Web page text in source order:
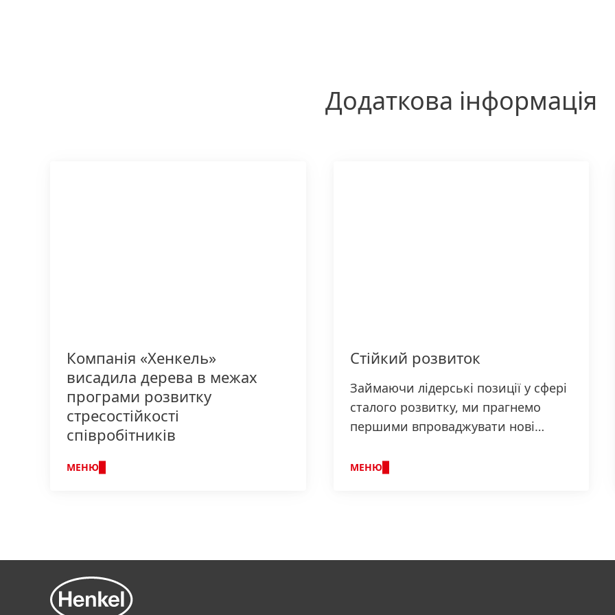
Додаткова інформація
Компанія «Хенкель»
висадила дерева в межах
програми розвитку
стресостійкості
співробітників
МЕНЮ
Стійкий розвиток
Займаючи лідерські позиції у сфері
сталого розвитку, ми прагнемо
першими впроваджувати нові
здійснювати свою діяльність з
МЕНЮ